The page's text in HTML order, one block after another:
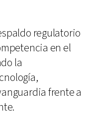
regulatorio
en el
la
frente a